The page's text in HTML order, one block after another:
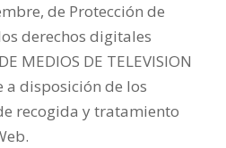
de Protección de
derechos digitales
MEDIOS DE TELEVISION
a disposición de los
recogida y tratamiento